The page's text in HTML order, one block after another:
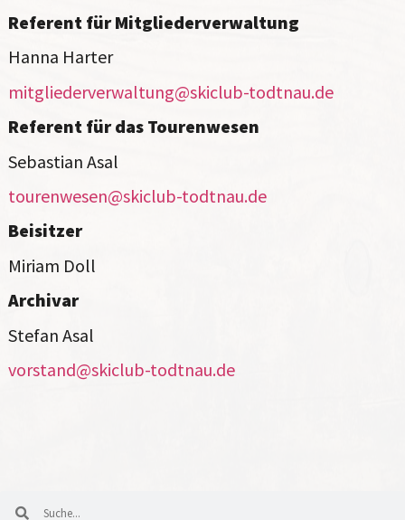
Referent für Mitgliederverwaltung
Hanna Harter
mitgliederverwaltung@skiclub-todtnau.de
Referent für das Tourenwesen
Sebastian Asal
tourenwesen@skiclub-todtnau.de
Beisitzer
Miriam Doll
Archivar
Stefan Asal
vorstand@skiclub-todtnau.de